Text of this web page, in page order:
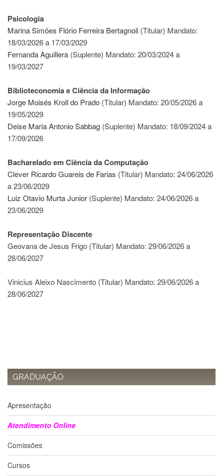
PG
de
Pós-
graduação
Disponíveis
Formulários
Normas
Dissertações
e
PAE
(CAPES)
Programas
Twitter
PESQUISA
Oportunidades
Infraestrutura
Notícias
CULTURA
EXTENSÃO
Psicologia
Marina Simões Flório Ferreira Bertagnoli (Titular) Mandato:
18/03/2026 a 17/03/2029
Fernanda Aguillera (Suplente) Mandato: 20/03/2024 a
19/03/2027
Biblioteconomia e Ciência da Informação
Jorge Moisés Kroll do Prado (Titular) Mandato: 20/05/2026 a
19/05/2029
Deise Maria Antonio Sabbag (Suplente) Mandato: 18/09/2024 a
17/09/2026
Bacharelado em Ciência da Computação
Clever Ricardo Guareis de Farias (Titular) Mandato: 24/06/2026
a 23/06/2029
Luiz Otavio Murta Junior (Suplente) Mandato: 24/06/2026 a
23/06/2029
Representação Discente
Geovana de Jesus Frigo (Titular) Mandato: 29/06/2026 a
28/06/2027
Vinicius Aleixo Nascimento (Titular) Mandato: 29/06/2026 a
28/06/2027
GRADUAÇÃO
Apresentação
Atendimento Online
Comissões
Cursos